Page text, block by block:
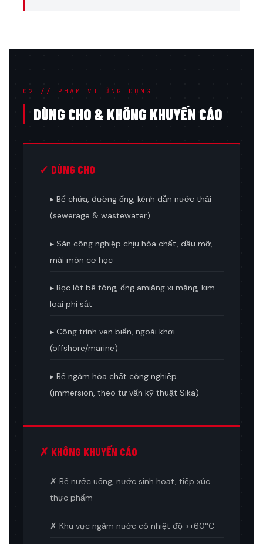
02 // PHẠM VI ỨNG DỤNG
DÙNG CHO & KHÔNG KHUYẾN CÁO
✓ DÙNG CHO
▸ Bể chứa, đường ống, kênh dẫn nước thải
(sewerage & wastewater)
▸ Sàn công nghiệp chịu hóa chất, dầu mỡ,
mài mòn cơ học
▸ Bọc lót bê tông, ống amiăng xi măng, kim
loại phi sắt
▸ Công trình ven biển, ngoài khơi
(offshore/marine)
▸ Bể ngâm hóa chất công nghiệp
(immersion, theo tư vấn kỹ thuật Sika)
✗ KHÔNG KHUYẾN CÁO
✗ Bể nước uống, nước sinh hoạt, tiếp xúc
thực phẩm
✗ Khu vực ngâm nước có nhiệt độ >+60°C